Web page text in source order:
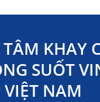
KHAY
SUỐT
VIỆT NAM